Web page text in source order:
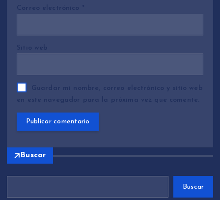
Correo electrónico *
Sitio web
Guardar mi nombre, correo electrónico y sitio web
en este navegador para la próxima vez que comente.
Buscar
Buscar